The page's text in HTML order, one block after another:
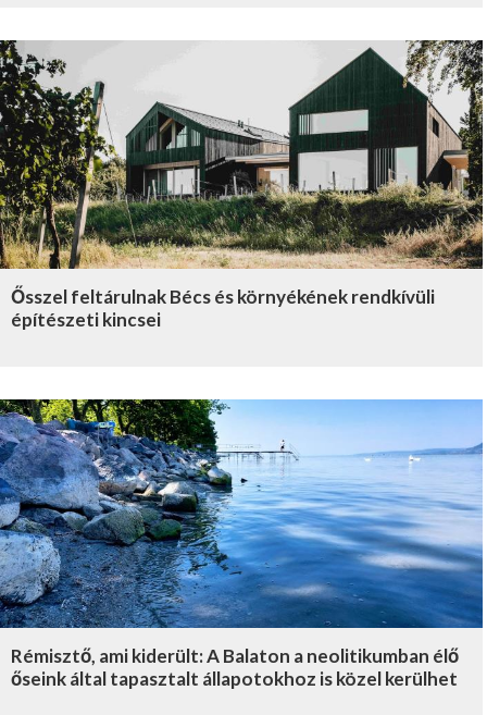
Ősszel feltárulnak Bécs és környékének rendkívüli
építészeti kincsei
Rémisztő, ami kiderült: A Balaton a neolitikumban élő
őseink által tapasztalt állapotokhoz is közel kerülhet